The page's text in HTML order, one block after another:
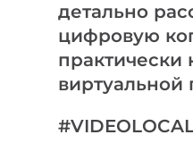
детально
цифровую
практически